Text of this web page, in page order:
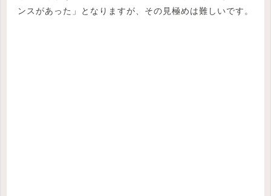
ンスがあった」となりますが、その見極めは難しいです。